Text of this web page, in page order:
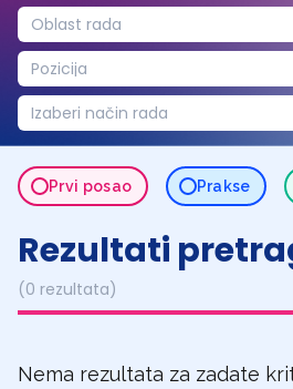
Oblast rada
Pozicija
Izaberi način rada
Prvi posao Prakse
Rezultati
(0 rezultata)
Nema rezultata za zadate